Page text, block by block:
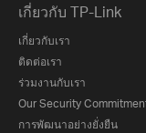
เกี่ยวกับ TP-Link
เกี่ยวกับเรา
ติดต่อเรา
ร่วมงานกับเรา
Our Security
การพัฒนาอย่างยั่งยืน